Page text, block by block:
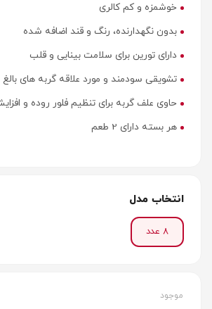
خوشمزه و کم کالری
بدون نگهدارنده، رنگ و قند اضافه شده
دارای تورین برای سلامت بینایی و قلب
تشویقی سودمند و مورد علاقه گربه های بالغ
حاوی علف گربه برای تنظیم فلور روده و
هر بسته دارای 2 طعم
انتخاب مدل
8 عدد
موجود